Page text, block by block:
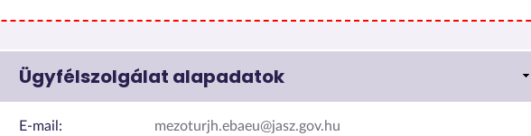
Ügyfélszolgálat alapadatok
E-mail: mezoturjh.ebaeu@jasz.gov.hu